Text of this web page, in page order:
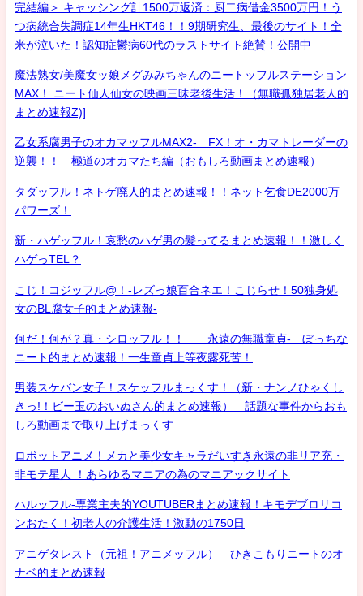
完結編＞ キャッシング計1500万返済：厨二病借金3500万円！う
つ病統合失調症14年生HKT46！！9期研究生、最後のサイト！全
米が泣いた！認知症鬱病60代のラストサイト絶賛！公開中
魔法熟女/美魔女ッ娘メグみみちゃんのニートッフルステーション
MAX！ ニート仙人仙女の映画三昧老後生活！（無職孤独居老人的
まとめ速報Z)]
乙女系腐男子のオカマッフルMAX2- FX！オ・カマトレーダーの
逆襲！！ 極道のオカマたち編（おもしろ動画まとめ速報）
タダッフル！ネトゲ廃人的まとめ速報！！ネット乞食DE2000万
パワーズ！
新・ハゲッフル！哀愁のハゲ男の髪ってるまとめ速報！！激しく
ハゲっTEL？
こじ！コジッフル@！-レズっ娘百合ネエ！こじらせ！50独身処
女のBL腐女子的まとめ速報-
何だ！何が？真・シロッフル！！ 永遠の無職童貞- ぼっちな
ニート的まとめ速報！一生童貞上等夜露死苦！
男装スケバン女子！スケッフルまっくす！（新・ナンノひゃくし
きっ!！ビー玉のおいぬさん的まとめ速報） 話題な事件からおも
しろ動画まで取り上げまっくす
ロボットアニメ！メカと美少女キャラだいすき永遠の非リア充・
非モテ星人 ！あらゆるマニアの為のマニアックサイト
ハルッフル-専業主夫的YOUTUBERまとめ速報！キモデブロリコ
ンおたく！初老人の介護生活！激動の1750日
アニゲタレスト（元祖！アニメッフル） ひきこもりニートのオ
ナベ的まとめ速報